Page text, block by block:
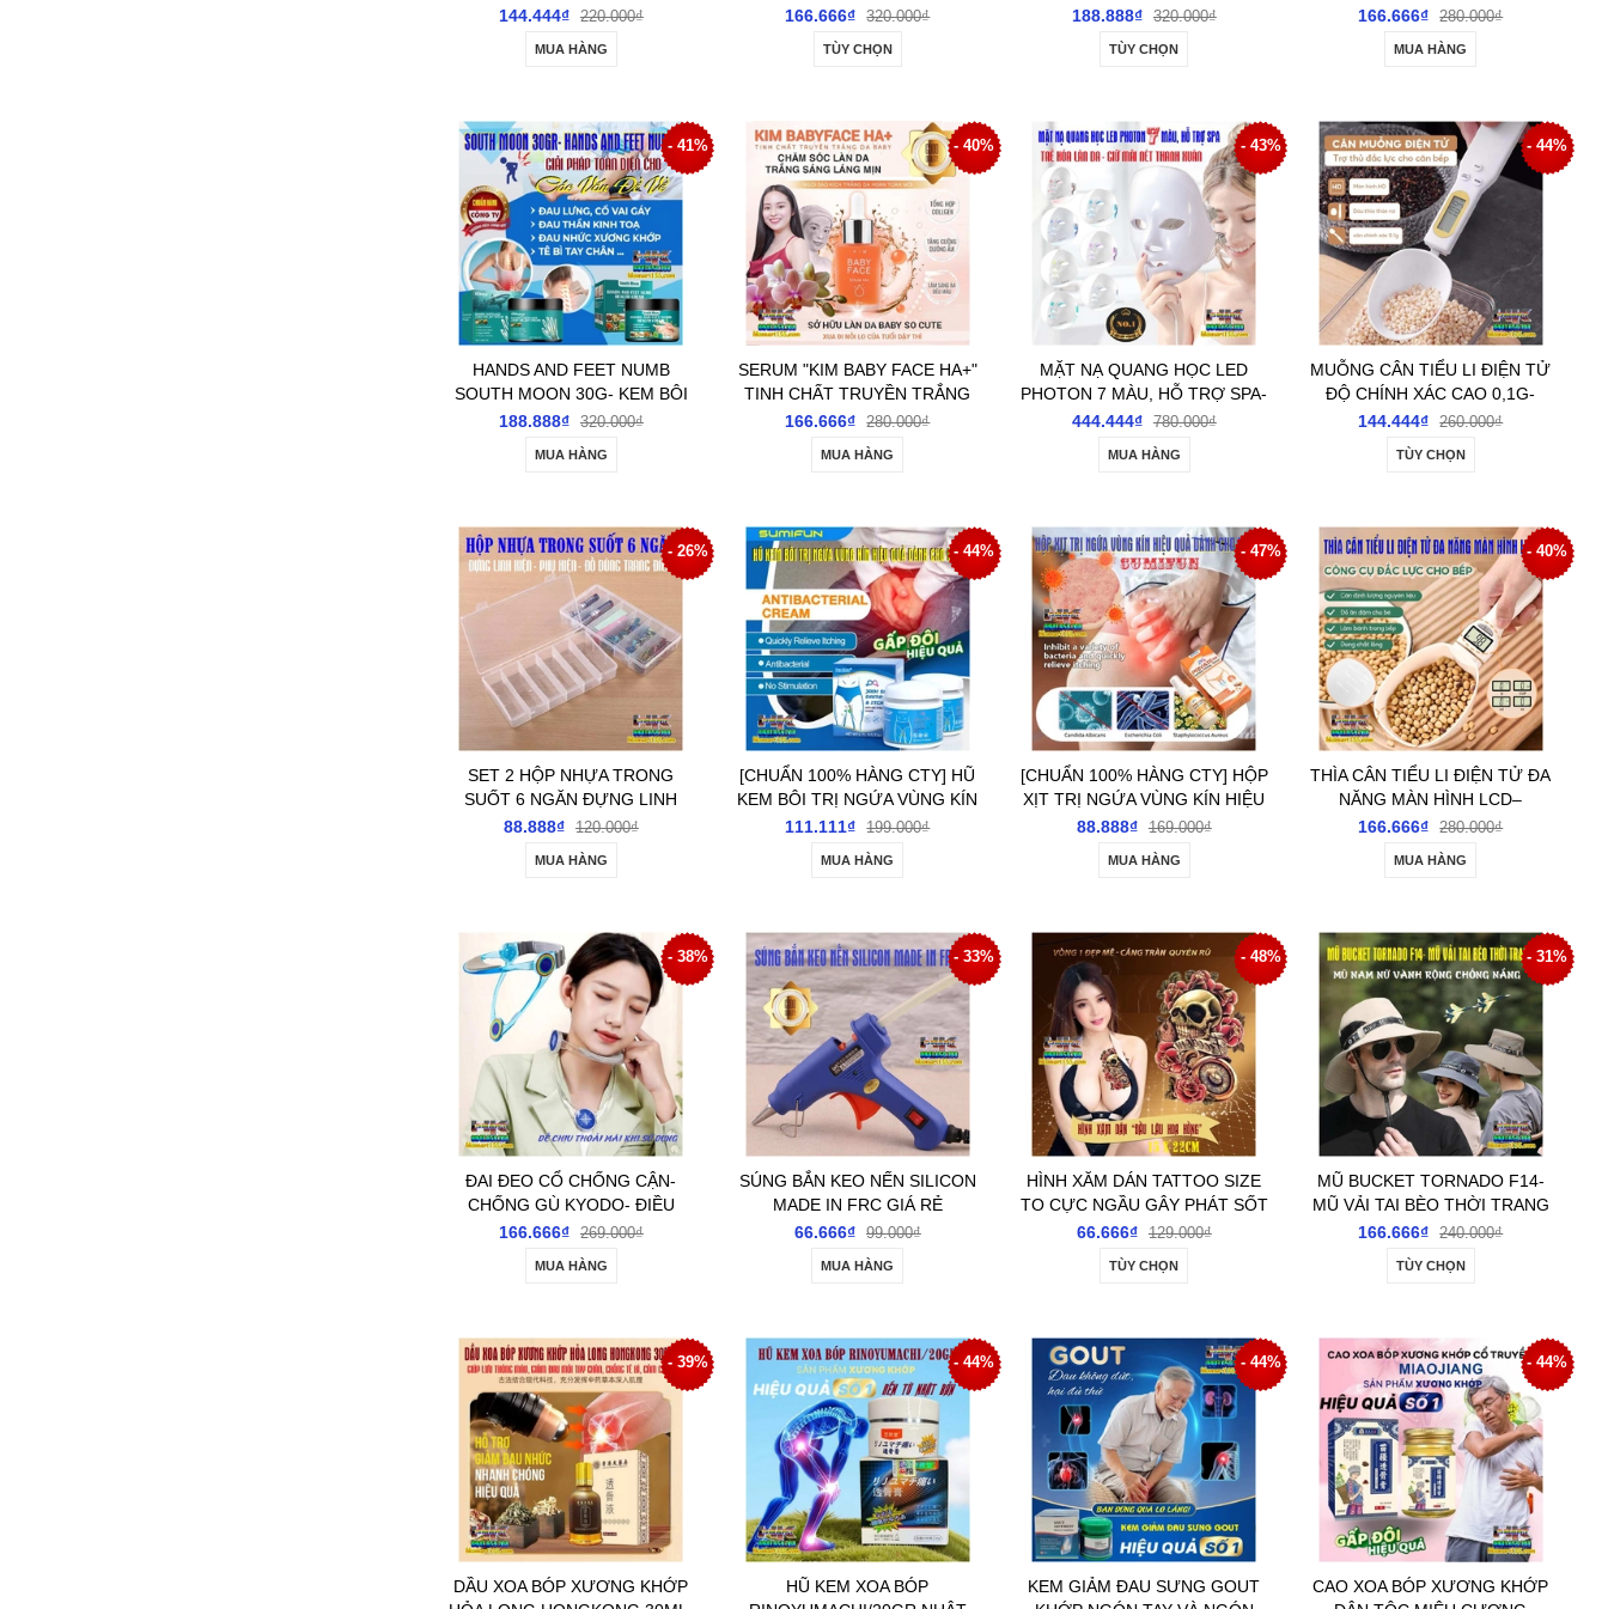
REVITALIZING BALM 20GR-
VÙNG KÍN VÀ GIẢM KHÔ NGỨA
144.444₫ 220.000₫
MUA HÀNG
THÔNG DẠNG LĂN 50ML- GIÚP
GIẢM ĐAU NHỨC XƯƠNG
166.666₫ 320.000₫
TÙY CHỌN
THÔNG DẠNG LĂN 50ML- GIÚP
GIẢM ĐAU NHỨC XƯƠNG
188.888₫ 320.000₫
TÙY CHỌN
SỤN CÁ MẬP GIẢM ĐAU KHỚP,
GIÃN MÔ THẦN KINH
166.666₫ 280.000₫
MUA HÀNG
- 41%
HANDS AND FEET NUMB
SOUTH MOON 30G- KEM BÔI
GIẢM TÊ BÌ TAY CHÂN, ĐAU
CHUỘT RÚT
188.888₫ 320.000₫
MUA HÀNG
- 40%
SERUM "KIM BABY FACE HA+"
TINH CHẤT TRUYỀN TRẮNG
MỜ NÁM TÀN NHANG SÁNG
166.666₫ 280.000₫
MUA HÀNG
- 43%
MẶT NẠ QUANG HỌC LED
PHOTON 7 MÀU, HỖ TRỢ SPA-
TRẺ HÓA LÀN DA- GIỮ MÃI
444.444₫ 780.000₫
MUA HÀNG
- 44%
MUỖNG CÂN TIỂU LI ĐIỆN TỬ
ĐỘ CHÍNH XÁC CAO 0,1G-
MÀN HÌNH LCD CÂN ĐONG, ĐO
ĂN NHÀ BẾP
144.444₫ 260.000₫
TÙY CHỌN
- 26%
SET 2 HỘP NHỰA TRONG
SUỐT 6 NGĂN ĐỰNG LINH
KIỆN- PHỤ KIỆN- ĐỒ DÙNG
88.888₫ 120.000₫
MUA HÀNG
- 44%
[CHUẨN 100% HÀNG CTY] HŨ
KEM BÔI TRỊ NGỨA VÙNG KÍN
HIỆU QUẢ DÀNH CHO NAM
111.111₫ 199.000₫
MUA HÀNG
- 47%
[CHUẨN 100% HÀNG CTY] HỘP
XỊT TRỊ NGỨA VÙNG KÍN HIỆU
QUẢ PHÙ HỢP DÀNH CHO NỮ
88.888₫ 169.000₫
MUA HÀNG
- 40%
THÌA CÂN TIỂU LI ĐIỆN TỬ ĐA
NĂNG MÀN HÌNH LCD–
MUỖNG CÂN ĐONG, ĐO ĐỊNH
NHÀ BẾP
166.666₫ 280.000₫
MUA HÀNG
- 38%
ĐAI ĐEO CỔ CHỐNG CẬN-
CHỐNG GÙ KYODO- ĐIỀU
CHỈNH TƯ THẾ DÁNG NGỒI
166.666₫ 269.000₫
MUA HÀNG
- 33%
SÚNG BẮN KEO NẾN SILICON
MADE IN FRC GIÁ RẺ
66.666₫
99.000₫
MUA HÀNG
- 48%
HÌNH XĂM DÁN TATTOO SIZE
TO CỰC NGẦU GÂY PHÁT SỐT
CHO GIỚI TRẺ
66.666₫ 129.000₫
TÙY CHỌN
- 31%
MŨ BUCKET TORNADO F14-
MŨ VẢI TAI BÈO THỜI TRANG
NAM NỮ VÀNH RỘNG CHỐNG
166.666₫ 240.000₫
TÙY CHỌN
- 39%
DẦU XOA BÓP XƯƠNG KHỚP
- 44%
HŨ KEM XOA BÓP
- 44%
KEM GIẢM ĐAU SƯNG GOUT
- 44%
CAO XOA BÓP XƯƠNG KHỚP